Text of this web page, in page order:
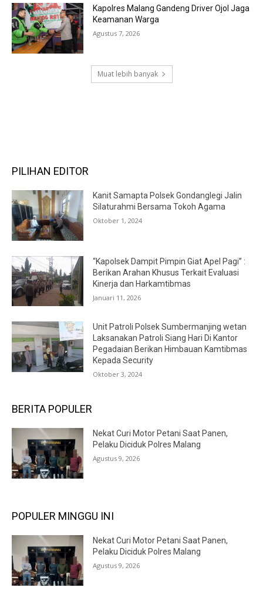
Kapolres Malang Gandeng Driver Ojol Jaga
Keamanan Warga
Agustus 7, 2026
Muat lebih banyak
PILIHAN EDITOR
Kanit Samapta Polsek Gondanglegi Jalin
Silaturahmi Bersama Tokoh Agama
Oktober 1, 2024
“Kapolsek Dampit Pimpin Giat Apel Pagi” :
Berikan Arahan Khusus Terkait Evaluasi
Kinerja dan Harkamtibmas
Januari 11, 2026
Unit Patroli Polsek Sumbermanjing wetan
Laksanakan Patroli Siang Hari Di Kantor
Pegadaian Berikan Himbauan Kamtibmas
Kepada Security
Oktober 3, 2024
BERITA POPULER
Nekat Curi Motor Petani Saat Panen,
Pelaku Diciduk Polres Malang
Agustus 9, 2026
POPULER MINGGU INI
Nekat Curi Motor Petani Saat Panen,
Pelaku Diciduk Polres Malang
Agustus 9, 2026